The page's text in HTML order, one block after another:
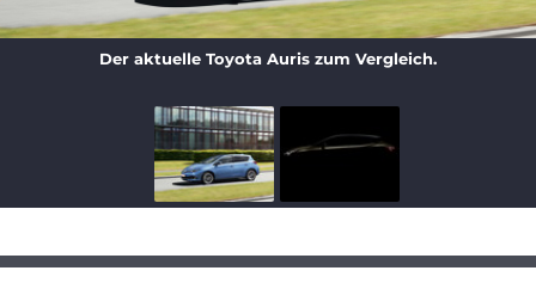
Der aktuelle Toyota Auris zum Vergleich.